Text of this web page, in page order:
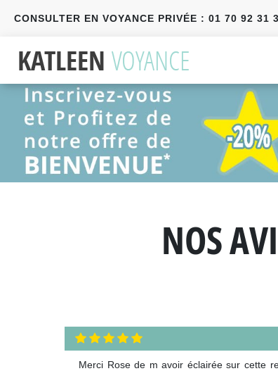
CONSULTER EN VOYANCE PRIVÉE : 01 70 92 31
NOS
Merci Rose de m avoir éclairée sur cette